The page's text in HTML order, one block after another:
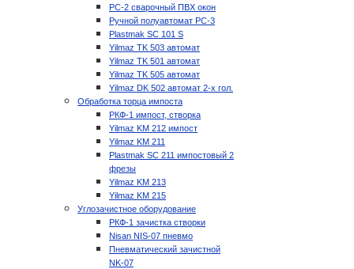
РС-2 сварочный ПВХ окон
Ручной полуавтомат РС-3
Plastmak SC 101 S
Yilmaz TK 503 автомат
Yilmaz TK 501 автомат
Yilmaz TK 505 автомат
Yilmaz DK 502 автомат 2-х гол.
Обработка торца импоста
РКФ-1 импост, створка
Yilmaz KM 212 импост
Yilmaz KM 211
Plastmak SC 211 импостовый 2
фрезы
Yilmaz KM 213
Yilmaz KM 215
Углозачистное оборудование
РКФ-1 зачистка створки
Nisan NIS-07 пневмо
Пневматический зачистной
NK-07